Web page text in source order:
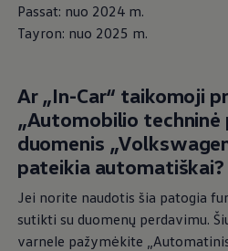
automobilio į kitą, tam jums
Media“ arba „Discover
Connect“ turėsite įvesti
slaptažodį.
„VW Connect“-
prijungtines
Passat: nuo 2024 m.
Tayron: nuo 2025 m.
Ar „In-Car“ taikomoji
„Automobilio techninė
duomenis „
pateikia automatiškai?
Jei norite naudotis šia patogia
sutikti su duomenų perdavimu.
varnele pažymėkite